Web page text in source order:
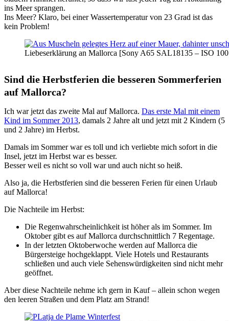
ins Meer sprangen.
Ins Meer? Klaro, bei einer Wassertemperatur von 23 Grad ist das
kein Problem!
Liebeserklärung an Mallorca [Sony A65 SAL18135 – ISO
Sind die Herbstferien die besseren Sommerferien
auf Mallorca?
Ich war jetzt das zweite Mal auf Mallorca. Das erste Mal mit einem
Kind im Sommer 2013, damals 2 Jahre alt und jetzt mit 2 Kindern (5
und 2 Jahre) im Herbst.
Damals im Sommer war es toll und ich verliebte mich sofort in die
Insel, jetzt im Herbst war es besser.
Besser weil es nicht so voll war und auch nicht so heiß.
Also ja, die Herbstferien sind die besseren Ferien für einen Urlaub
auf Mallorca!
Die Nachteile im Herbst:
Die Regenwahrscheinlichkeit ist höher als im Sommer. Im
Oktober gibt es auf Mallorca durchschnittlich 7 Regentage.
In der letzten Oktoberwoche werden auf Mallorca die
Bürgersteige hochgeklappt. Viele Hotels und Restaurants
schließen und auch viele Sehenswürdigkeiten sind nicht mehr
geöffnet.
Aber diese Nachteile nehme ich gern in Kauf – allein schon wegen
den leeren Straßen und dem Platz am Strand!